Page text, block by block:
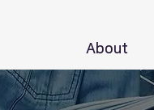
About